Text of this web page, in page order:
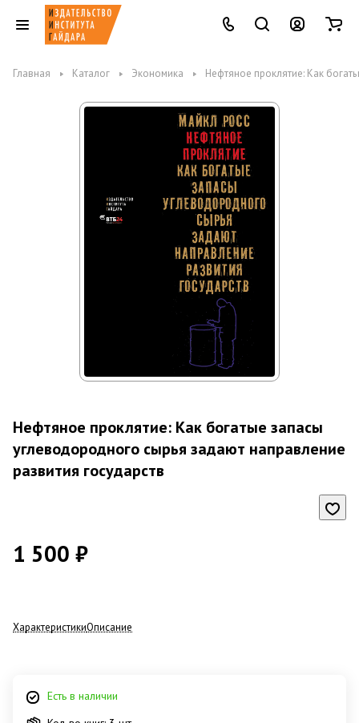
Главная Каталог Экономика Нефтяное проклятие: Как
Нефтяное проклятие: Как богатые запасы
углеводородного сырья задают направление
развития государств
1 500 ₽
ХарактеристикиОписание
Есть в наличии